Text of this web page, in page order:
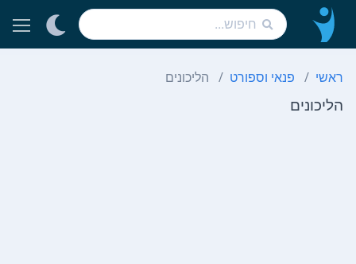
ראשי פנאי וספורט הליכונים
הליכונים